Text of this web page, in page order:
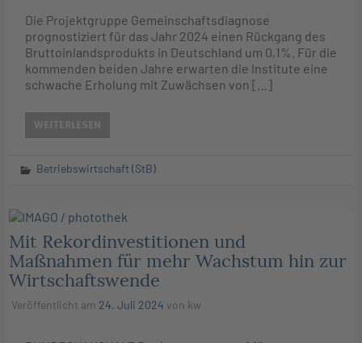
Die Projektgruppe Gemeinschaftsdiagnose
prognostiziert für das Jahr 2024 einen Rückgang des
Bruttoinlandsprodukts in Deutschland um 0,1%. Für die
kommenden beiden Jahre erwarten die Institute eine
schwache Erholung mit Zuwächsen von […]
WEITERLESEN
Betriebswirtschaft (StB)
Mit Rekordinvestitionen und
Maßnahmen für mehr Wachstum hin zur
Wirtschaftswende
Veröffentlicht am 24. Juli 2024 von kw